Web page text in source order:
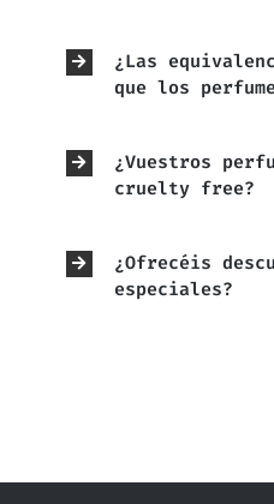
¿Las
que los
¿Vuestros
cruelty free?
¿Ofrecéis
especiales?